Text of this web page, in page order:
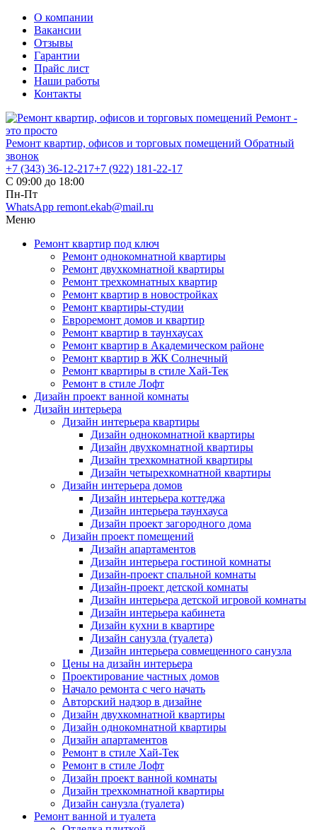
О компании
Вакансии
Отзывы
Гарантии
Прайс лист
Наши работы
Контакты
Ремонт квартир, офисов и торговых помещений Обратный
звонок
+7 (343) 36-12-217+7 (922) 181-22-17
С 09:00 до 18:00
Пн-Пт
WhatsApp remont.ekab@mail.ru
Меню
Ремонт квартир под ключ
Ремонт однокомнатной квартиры
Ремонт двухкомнатной квартиры
Ремонт трехкомнатных квартир
Ремонт квартир в новостройках
Ремонт квартиры-студии
Евроремонт домов и квартир
Ремонт квартир в таунхаусах
Ремонт квартир в Академическом районе
Ремонт квартир в ЖК Солнечный
Ремонт квартиры в стиле Хай-Тек
Ремонт в стиле Лофт
Дизайн проект ванной комнаты
Дизайн интерьера
Дизайн интерьера квартиры
Дизайн однокомнатной квартиры
Дизайн двухкомнатной квартиры
Дизайн трехкомнатной квартиры
Дизайн четырехкомнатной квартиры
Дизайн интерьера домов
Дизайн интерьера коттеджа
Дизайн интерьера таунхауса
Дизайн проект загородного дома
Дизайн проект помещений
Дизайн апартаментов
Дизайн интерьера гостиной комнаты
Дизайн-проект спальной комнаты
Дизайн-проект детской комнаты
Дизайн интерьера детской игровой комнаты
Дизайн интерьера кабинета
Дизайн кухни в квартире
Дизайн санузла (туалета)
Дизайн интерьера совмещенного санузла
Цены на дизайн интерьера
Проектирование частных домов
Начало ремонта с чего начать
Авторский надзор в дизайне
Дизайн двухкомнатной квартиры
Дизайн однокомнатной квартиры
Дизайн апартаментов
Ремонт в стиле Хай-Тек
Ремонт в стиле Лофт
Дизайн проект ванной комнаты
Дизайн трехкомнатной квартиры
Дизайн санузла (туалета)
Ремонт ванной и туалета